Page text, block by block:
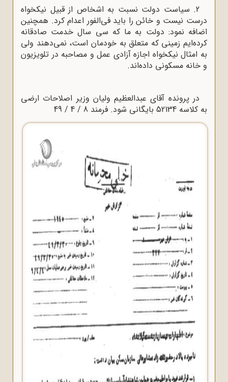
2. سیاست دولت نسبت به اشخاص از قبیل نیکخواه
درست نیست و خائن را باید فى‌الفور اعدام کرد. همچنین
اضافه نمود: دولت به ما که سى سال خدمت صادقانه
کرده‌ایم زمینى که متعلق به خودمان است، نمی‌دهند ولى
به امثال نیکخواه اجازه آزادى عمل و مصاحبه در تلویزیون
و خانه مسکونى داده‌اند.
در پرونده آقاى عبدالعظیم ولیان وزیر اصلاحات ارضى
به کلاسه 52134 بایگانى شود. فرمند 8 / 4 / 49